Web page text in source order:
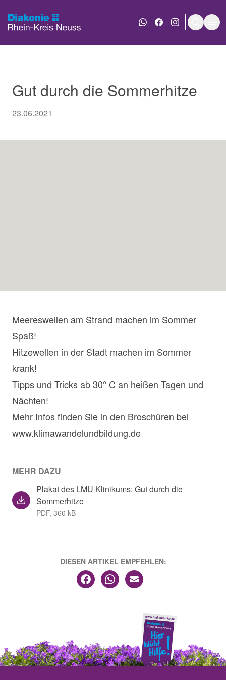
WhatsApp Nachricht
Diakonie bei
Diakonie bei
Suche
Gut durch die Sommerhitze
23.06.2021
Meereswellen am Strand machen im Sommer
Spaß!
Hitzewellen in der Stadt machen im Sommer
krank!
Tipps und Tricks ab 30° C an heißen Tagen und
Nächten!
Mehr Infos finden Sie in den Broschüren bei
www.klimawandelundbildung.de
MEHR DAZU
Plakat des LMU Klinikums: Gut durch die
Sommerhitze
PDF, 360 kB
DIESEN ARTIKEL EMPFEHLEN: